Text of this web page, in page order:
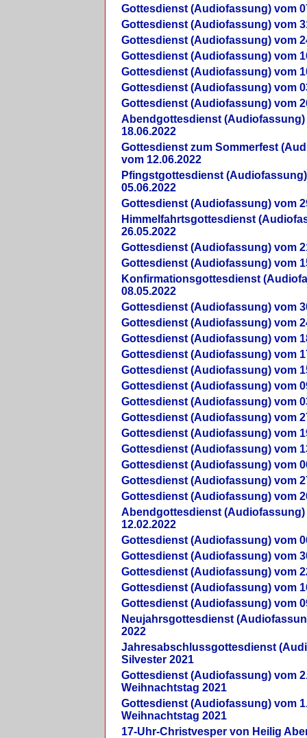
Gottesdienst (Audiofassung) vom
Gottesdienst (Audiofassung) vom
Gottesdienst (Audiofassung) vom
Gottesdienst (Audiofassung) vom
Gottesdienst (Audiofassung) vom
Gottesdienst (Audiofassung) vom
Gottesdienst (Audiofassung) vom
Abendgottesdienst (Audiofassung)
18.06.2022
Gottesdienst zum Sommerfest
vom 12.06.2022
Pfingstgottesdienst
05.06.2022
Gottesdienst (Audiofassung) vom
Himmelfahrtsgottesdienst
26.05.2022
Gottesdienst (Audiofassung) vom
Gottesdienst (Audiofassung) vom
Konfirmationsgottesdienst
08.05.2022
Gottesdienst (Audiofassung) vom
Gottesdienst (Audiofassung) vom
Gottesdienst (Audiofassung) vom
Gottesdienst (Audiofassung) vom
Gottesdienst (Audiofassung) vom
Gottesdienst (Audiofassung) vom
Gottesdienst (Audiofassung) vom
Gottesdienst (Audiofassung) vom
Gottesdienst (Audiofassung) vom
Gottesdienst (Audiofassung) vom
Gottesdienst (Audiofassung) vom
Gottesdienst (Audiofassung) vom
Gottesdienst (Audiofassung) vom
Abendgottesdienst (Audiofassung)
12.02.2022
Gottesdienst (Audiofassung) vom
Gottesdienst (Audiofassung) vom
Gottesdienst (Audiofassung) vom
Gottesdienst (Audiofassung) vom
Gottesdienst (Audiofassung) vom
Neujahrsgottesdienst
2022
Jahresabschlussgottesdienst
Silvester 2021
Gottesdienst (Audiofassung) vom
Weihnachtstag 2021
Gottesdienst (Audiofassung) vom
Weihnachtstag 2021
17-Uhr-Christvesper von Heilig